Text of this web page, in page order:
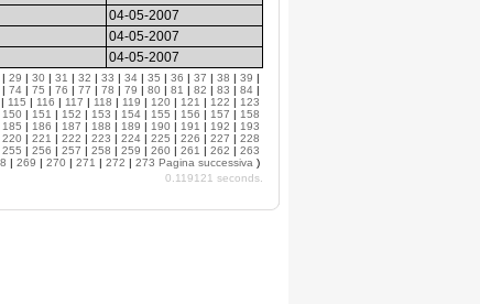
04-05-2007
04-05-2007
04-05-2007
| 29 | 30 | 31 | 32 | 33 | 34 | 35 | 36 | 37 | 38 | 39 |
| 74 | 75 | 76 | 77 | 78 | 79 | 80 | 81 | 82 | 83 | 84 |
| 115 | 116 | 117 | 118 | 119 | 120 | 121 | 122 | 123
150 | 151 | 152 | 153 | 154 | 155 | 156 | 157 | 158
185 | 186 | 187 | 188 | 189 | 190 | 191 | 192 | 193
220 | 221 | 222 | 223 | 224 | 225 | 226 | 227 | 228
255 | 256 | 257 | 258 | 259 | 260 | 261 | 262 | 263
| 269 | 270 | 271 | 272 | 273 Pagina successiva )
0.119121 seconds.